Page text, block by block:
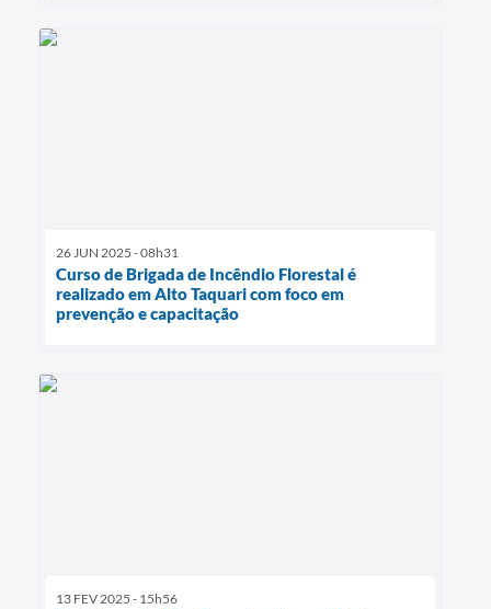
26 JUN 2025 - 08h31
Curso de Brigada de Incêndio Florestal é
realizado em Alto Taquari com foco em
prevenção e capacitação
13 FEV 2025 - 15h56